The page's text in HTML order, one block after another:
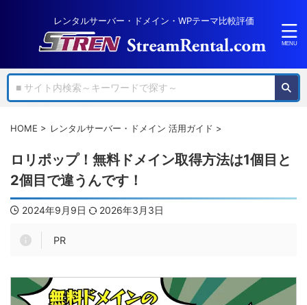
レンタルサーバー・ドメイン・WPテーマ比較評価
HOME > レンタルサーバー・ドメイン 活用ガイド >
ロリポップ！無料ドメイン取得方法は1個目と
2個目で違うんです！
2024年9月9日 2026年3月3日
PR